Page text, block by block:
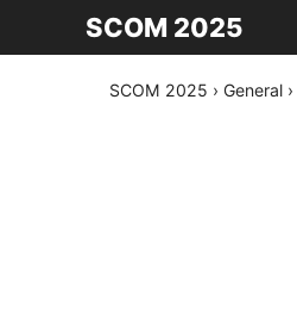
SCOM 2025
SCOM 2025 › General ›